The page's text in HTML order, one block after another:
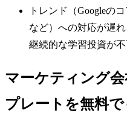
トレンド（Googleの
など）への対応が遅
継続的な学習投資が不
マーケティング
プレートを無料で